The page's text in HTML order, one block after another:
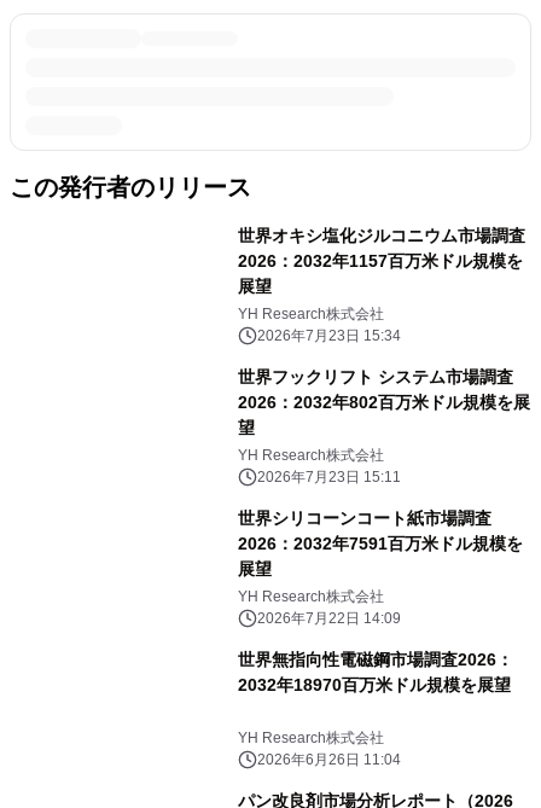
この発行者のリリース
世界オキシ塩化ジルコニウム市場調査
2026：2032年1157百万米ドル規模を
展望
YH Research株式会社
2026年7月23日 15:34
世界フックリフト システム市場調査
2026：2032年802百万米ドル規模を展
望
YH Research株式会社
2026年7月23日 15:11
世界シリコーンコート紙市場調査
2026：2032年7591百万米ドル規模を
展望
YH Research株式会社
2026年7月22日 14:09
世界無指向性電磁鋼市場調査2026：
2032年18970百万米ドル規模を展望
YH Research株式会社
2026年6月26日 11:04
パン改良剤市場分析レポート（2026